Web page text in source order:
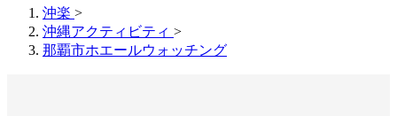
沖楽 >
沖縄アクティビティ >
那覇市ホエールウォッチング